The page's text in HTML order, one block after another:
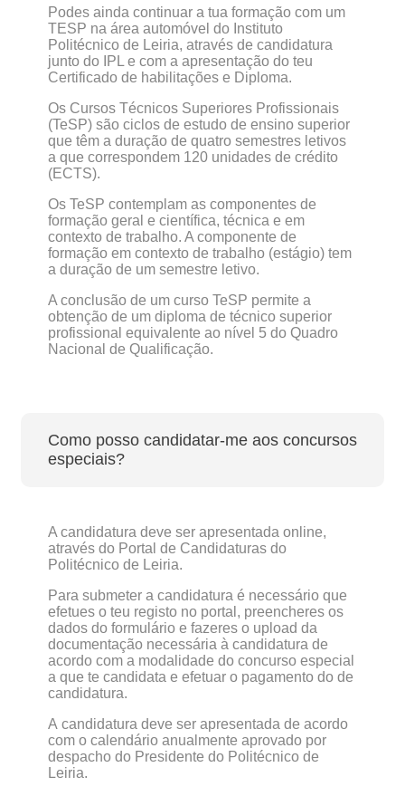
Podes ainda continuar a tua formação com um
TESP na área automóvel do Instituto
Politécnico de Leiria, através de candidatura
junto do IPL e com a apresentação do teu
Certificado de habilitações e Diploma.
Os Cursos Técnicos Superiores Profissionais
(TeSP) são ciclos de estudo de ensino superior
que têm a duração de quatro semestres letivos
a que correspondem 120 unidades de crédito
(ECTS).
Os TeSP contemplam as componentes de
formação geral e científica, técnica e em
contexto de trabalho. A componente de
formação em contexto de trabalho (estágio) tem
a duração de um semestre letivo.
A conclusão de um curso TeSP permite a
obtenção de um diploma de técnico superior
profissional equivalente ao nível 5 do Quadro
Nacional de Qualificação.
Como posso candidatar-me aos concursos
especiais?
A candidatura deve ser apresentada online,
através do Portal de Candidaturas do
Politécnico de Leiria.
Para submeter a candidatura é necessário que
efetues o teu registo no portal, preencheres os
dados do formulário e fazeres o upload da
documentação necessária à candidatura de
acordo com a modalidade do concurso especial
a que te candidata e efetuar o pagamento do de
candidatura.
A candidatura deve ser apresentada de acordo
com o calendário anualmente aprovado por
despacho do Presidente do Politécnico de
Leiria.